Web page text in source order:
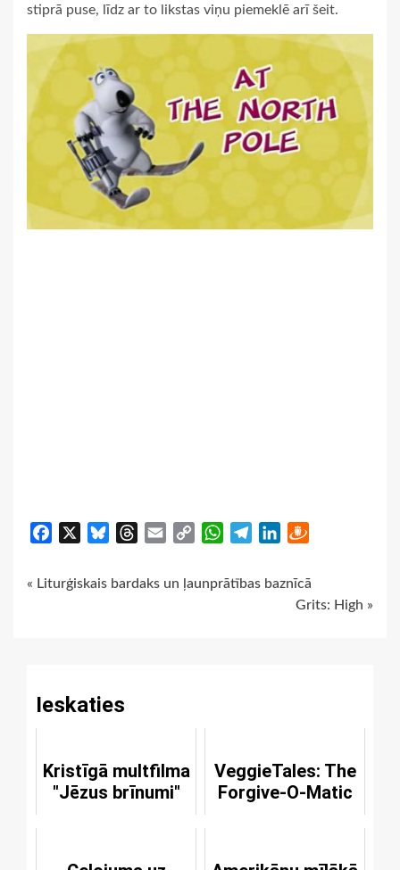
stiprā puse, līdz ar to likstas viņu piemeklē arī šeit.
Facebook BlueskyThreads
Email
Copy
WhatsApp
TelegramLinkedIn
Continue
« Liturģiskais bardaks un ļaunprātības baznīcā
Grits: High »
Ieskaties
Kristīgā multfilma
"Jēzus brīnumi"
VeggieTales: The
Forgive-O-Matic